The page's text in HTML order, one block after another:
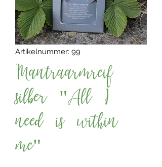
Artikelnummer: 99
Mantraarmreif
silber "All I
need is within
me"